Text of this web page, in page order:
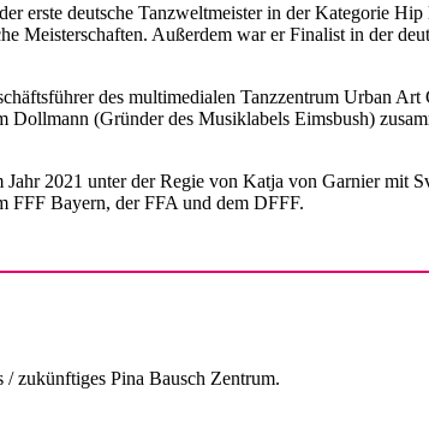
erste deutsche Tanzweltmeister in der Kategorie
Meisterschaften. Außerdem war er Finalist in der
des multimedialen Tanzzentrum Urban
(Gründer des Musiklabels Eimsbush)
2021 unter der Regie von Katja von Garnier mit
FFF Bayern, der FFA und dem DFFF.
zukünftiges Pina Bausch Zentrum.